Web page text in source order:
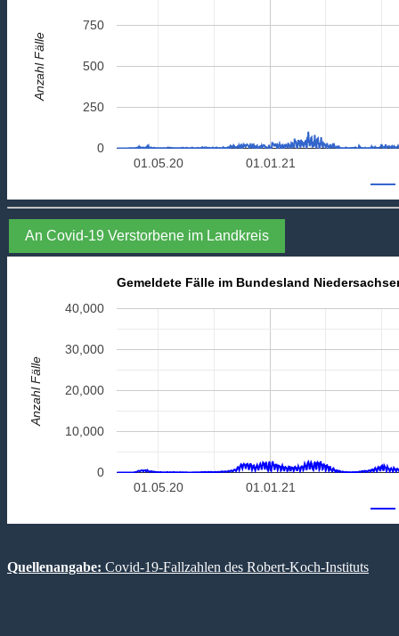
01.01.21
01.05.20
0
250
500
750
Anzahl Fälle
An Covid-19 Verstorbene im Landkreis
Gemeldete Fälle im Bundesland
01.01.21
01.05.20
0
10,000
20,000
30,000
40,000
Anzahl Fälle
Quellenangabe: Covid-19-Fallzahlen des Robert-Koch-Instituts